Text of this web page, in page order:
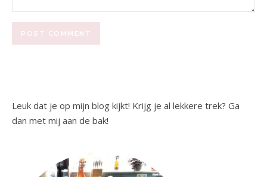
Leuk dat je op mijn blog kijkt! Krijg je al lekkere trek? Ga
dan met mij aan de bak!